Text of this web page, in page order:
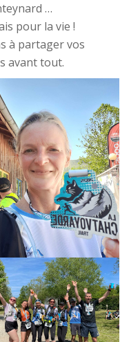
…
pour la vie !
à partager vos
avant tout.